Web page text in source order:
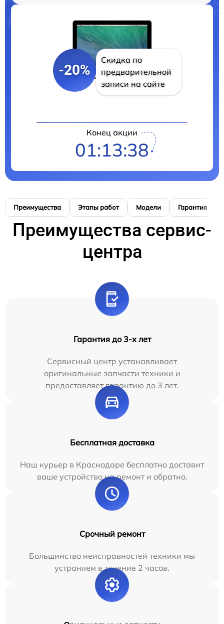
-20%
Скидка по
предварительной
записи на сайте
Конец акции
01:13:37
Преимущества Этапы работ Модели Гарантия
Преимущества сервис-
центра
Гарантия до 3-х лет
Сервисный центр устанавливает
оригинальные запчасти техники и
предоставляет гарантию до 3 лет.
Бесплатная доставка
Наш курьер в Краснодаре бесплатно доставит
ваше устройство на ремонт и обратно.
Срочный ремонт
Большинство неисправностей техники мы
устраняем в течение 2 часов.